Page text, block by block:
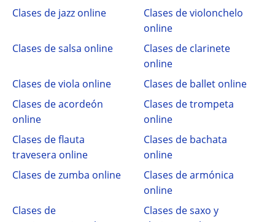
Clases de jazz online
Clases de violonchelo
online
Clases de salsa online
Clases de clarinete
online
Clases de viola online
Clases de ballet online
Clases de acordeón
online
Clases de trompeta
online
Clases de flauta
travesera online
Clases de bachata
online
Clases de zumba online
Clases de armónica
online
Clases de
Clases de saxo y